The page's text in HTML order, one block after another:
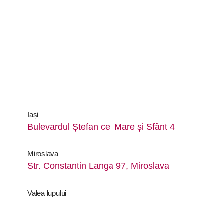
Iași
Bulevardul Ștefan cel Mare și Sfânt 4
Miroslava
Str. Constantin Langa 97, Miroslava
Valea lupului